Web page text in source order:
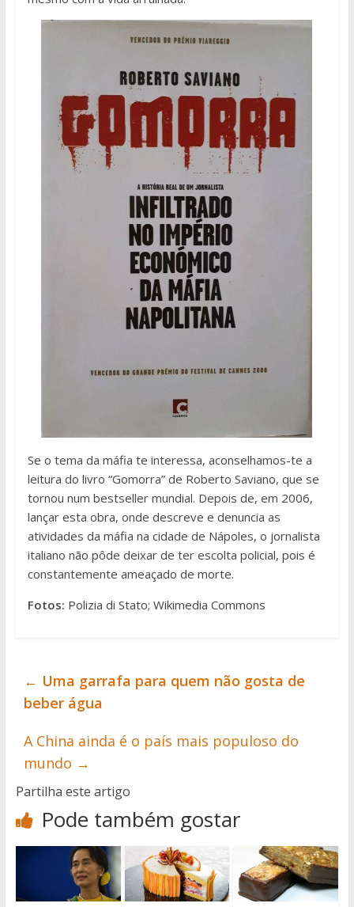
Se o tema da máfia te interessa, aconselhamos-te a
leitura do livro “Gomorra” de Roberto Saviano, que se
tornou num bestseller mundial. Depois de, em 2006,
lançar esta obra, onde descreve e denuncia as
atividades da máfia na cidade de Nápoles, o jornalista
italiano não pôde deixar de ter escolta policial, pois é
constantemente ameaçado de morte.
Fotos: Polizia di Stato; Wikimedia Commons
← Uma garrafa para quem não gosta de
beber água
A China ainda é o país mais populoso do
mundo →
Partilha este artigo
Pode também gostar